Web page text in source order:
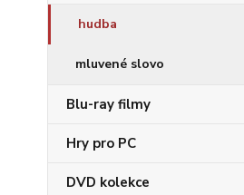
hudba
mluvené slovo
Blu-ray filmy
Hry pro PC
DVD kolekce